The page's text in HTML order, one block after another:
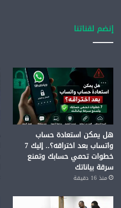
إنضم لقناتنا
هل يمكن استعادة حساب
واتساب بعد اختراقه؟.. إليك 7
خطوات تحمي حسابك وتمنع
سرقة بياناتك
منذ 16 دقيقة